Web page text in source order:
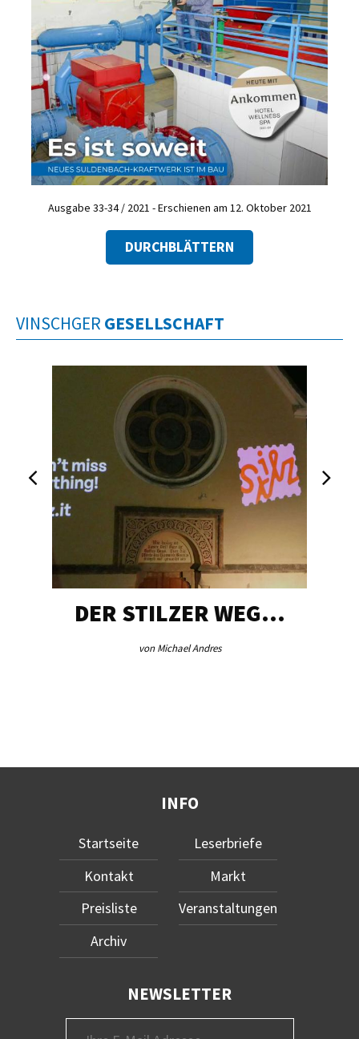
Ausgabe 33-34 / 2021 - Erschienen am 12. Oktober 2021
DURCHBLÄTTERN
VINSCHGER GESELLSCHAFT
DER STILZER WEG…
von Michael Andres
INFO
Startseite
Kontakt
Preisliste
Archiv
Leserbriefe
Markt
Veranstaltungen
NEWSLETTER